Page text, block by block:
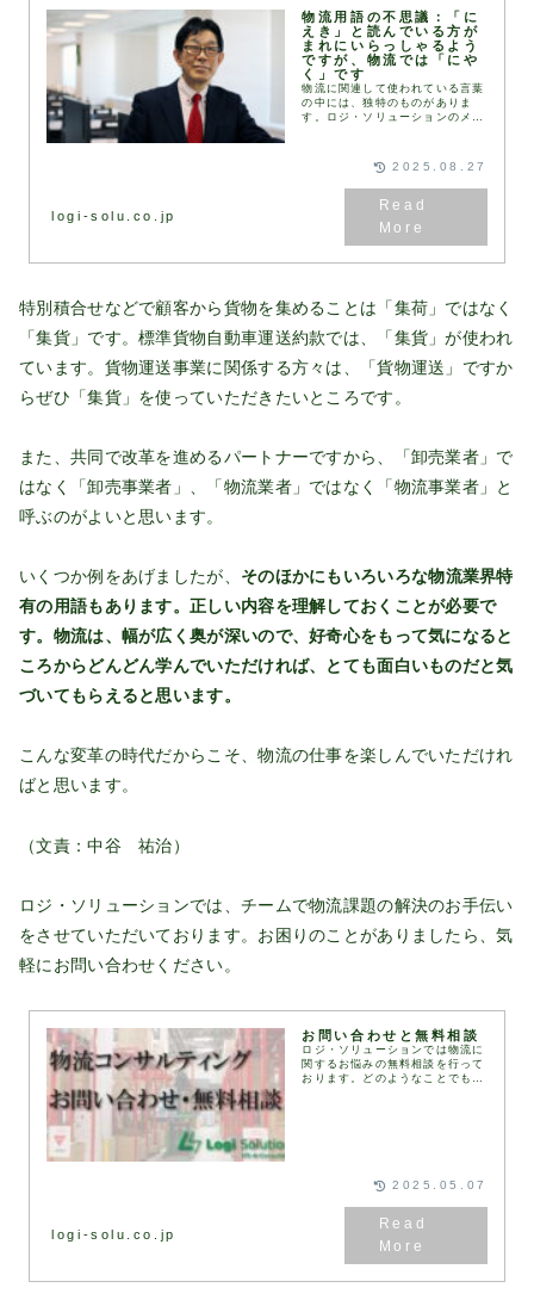
物流用語の不思議：「に
えき」と読んでいる方が
まれにいらっしゃるよう
ですが、物流では「にや
く」です
物流に関連して使われている言葉
の中には、独特のものがありま
す。ロジ・ソリューションのメー
す。「坪」や「才」は、...
logi-solu.co.jp
2025.08.27
特別積合せなどで顧客から貨物を集めることは「集荷」ではなく
「集貨」です。標準貨物自動車運送約款では、「集貨」が使われ
ています。貨物運送事業に関係する方々は、「貨物運送」ですか
らぜひ「集貨」を使っていただきたいところです。
また、共同で改革を進めるパートナーですから、「卸売業者」で
はなく「卸売事業者」、「物流業者」ではなく「物流事業者」と
呼ぶのがよいと思います。
いくつか例をあげましたが、 そのほかにもいろいろな物流業界特
有の用語もあります。正しい内容を理解しておくことが必要で
す。物流は、幅が広く奥が深いので、好奇心をもって気になると
ころからどんどん学んでいただければ、とても面白いものだと気
づいてもらえると思います。
こんな変革の時代だからこそ、物流の仕事を楽しんでいただけれ
ばと思います。
（文責：中谷 祐治）
ロジ・ソリューションでは、チームで物流課題の解決のお手伝い
をさせていただいております。お困りのことがありましたら、気
軽にお問い合わせください。
お問い合わせと無料相談
ロジ・ソリューションでは物流に
関するお悩みの無料相談を行って
おります。どのようなことでもお
logi-solu.co.jp
2025.05.07